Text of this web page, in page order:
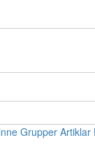
Grupper Artiklar